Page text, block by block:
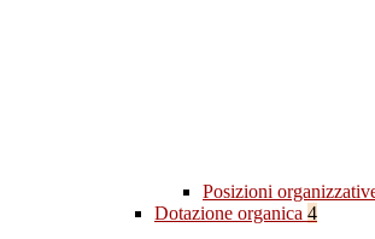
Posizioni
Dotazione organica 4